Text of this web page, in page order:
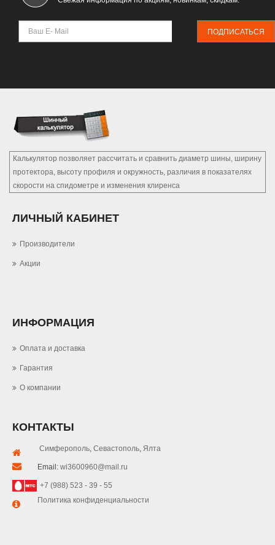
ПОДПИСАТЬСЯ
Калькулятор позволяет рассчитать и сравнить диаметр шины, ширину
протектора, высоту профиля и окружность, различия в показателях
скорости на спидометре и изменения клиренса
ЛИЧНЫЙ КАБИНЕТ
Производители
Акции
ИНФОРМАЦИЯ
Оплата и доставка
Гарантия
О компании
КОНТАКТЫ
Симферополь, Севастополь, Ялта
Email: wi3600960@mail.ru
+7 (988) 523 - 39 - 55
Политика конфиденциальности